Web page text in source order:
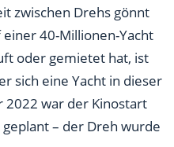
zwischen Drehs gönnt
40-Millionen-Yacht
oder gemietet hat, ist
sich eine Yacht in dieser
2022 war der Kinostart
– der Dreh wurde